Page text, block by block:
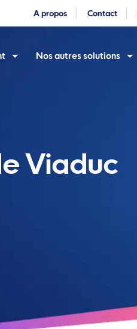
A propos Contact
Nos autres solutions
Viaduc